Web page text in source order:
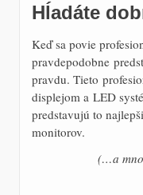
Hĺadáte
Keď sa povie
pravdepodobne
pravdu. Tieto
displejom a LED
predstavujú to
monitorov.
(…a